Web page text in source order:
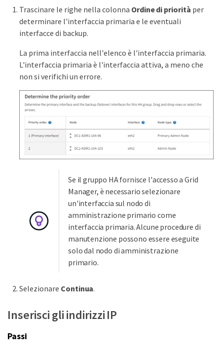
Trascinare le righe nella colonna Ordine di priorità per
determinare l'interfaccia primaria e le eventuali
interfacce di backup.
La prima interfaccia nell'elenco è l'interfaccia primaria.
L'interfaccia primaria è l'interfaccia attiva, a meno che
non si verifichi un errore.
Se il gruppo HA fornisce l'accesso a Grid
Manager, è necessario selezionare
un'interfaccia sul nodo di
amministrazione primario come
interfaccia primaria. Alcune procedure di
manutenzione possono essere eseguite
solo dal nodo di amministrazione
primario.
Selezionare Continua.
Inserisci gli indirizzi IP
Passi